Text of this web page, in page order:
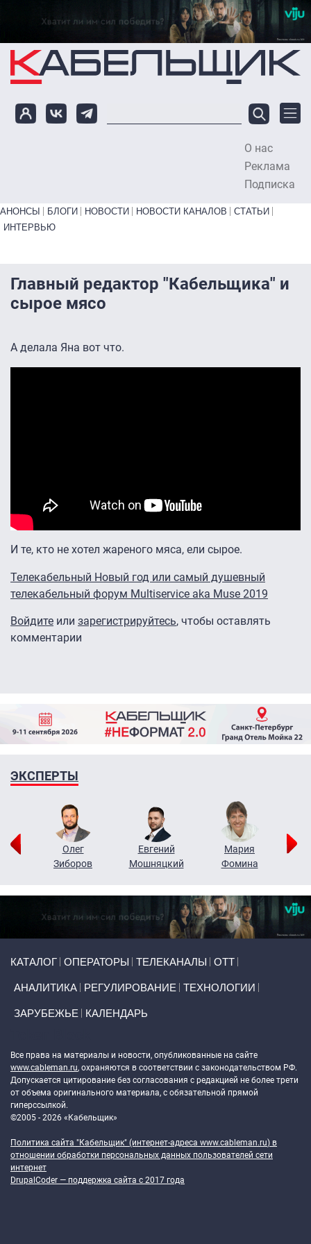
Перейти к основному содержанию
О нас
Реклама
Подписка
Primary links bottom
АНОНСЫ БЛОГИ НОВОСТИ НОВОСТИ КАНАЛОВ
СТАТЬИ
ИНТЕРВЬЮ
Главный редактор "Кабельщика" и
сырое мясо
А делала Яна вот что.
И те, кто не хотел жареного мяса, ели сырое.
Телекабельный Новый год или самый душевный
телекабельный форум Multiservice aka Muse 2019
Войдите или зарегистрируйтесь, чтобы оставлять
комментарии
ЭКСПЕРТЫ
Олег
Зиборов
Евгений
Мошняцкий
Мария
Фомина
КАТАЛОГ ОПЕРАТОРЫ ТЕЛЕКАНАЛЫ ОТТ
АНАЛИТИКА РЕГУЛИРОВАНИЕ ТЕХНОЛОГИИ
ЗАРУБЕЖЬЕ КАЛЕНДАРЬ
Все права на материалы и новости, опубликованные на сайте
www.cableman.ru, охраняются в соответствии с законодательством РФ.
Допускается цитирование без согласования с редакцией не более трети
от объема оригинального материала, с обязательной прямой
гиперссылкой.
©2005 - 2026 «Кабельщик»
Политика сайта "Кабельщик" (интернет-адреса www.cableman.ru) в
отношении обработки персональных данных пользователей сети
интернет
DrupalCoder — поддержка сайта c 2017 года